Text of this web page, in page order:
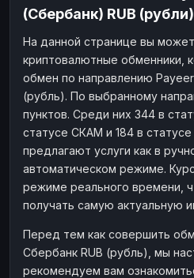
ВТБ
ДЕНЕЖНЫЕ
ЗК USD
USD
НАЛИЧНЫЕ
Наличные RUB
Наличные USD
Наличные KZT
(Сбербанк) RUB (рубли)
На данной странице вы
криптовалютные обменники,
обмен по направлению
(рубль). По выбранному
пунктов. Среди них 344 в
статусе СКАМ и 184 в
предлагают услуги как в
автоматическом режиме.
режиме реального времени,
получать самую актуальную
Перед тем как совершить
Сбербанк RUB (рубль), мы
рекомендуем вам